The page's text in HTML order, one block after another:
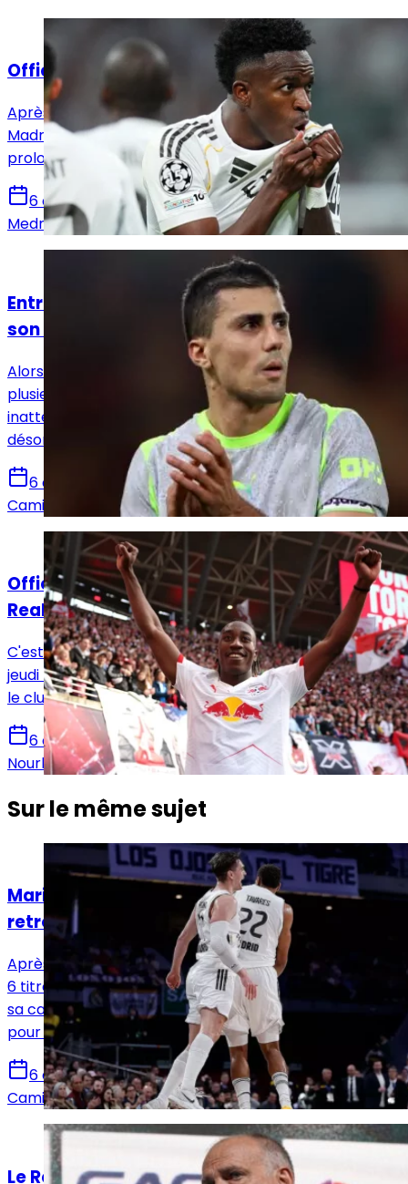
Actualités
Officiel : Vinicius Jr prolonge jusqu'en 2032 !
Après avoir annoncé l'arrivée de Yan Diomandé, le Real
Madrid en a profité pour annoncer également la
prolongation de Vinicius Jr pour six saisons !
6 août 2026
Medric Bouzermane
Entre le Real Madrid et le Barça, Rodri a fait
son choix !
Alors que le Real Madrid semblait tenir la corde depuis
plusieurs semaines, le dossier Rodri a pris un tournant
inattendu. Le milieu de Manchester City privilégierait
désormais une arrivée au FC Barcelone.
6 août 2026
Camille Santos
Actualités
Officiel : Yan Diomandé signe pour 7 ans au
Real Madrid !
C'est désormais officiel. Le Real Madrid a annoncé ce
jeudi la signature de Yan Diomandé, qui s'engage avec
le club madrilène jusqu'en juin 2033.
6 août 2026
Nourhane Haroui
Sur le même sujet
Basket
Mario Hezonja quitte le Real Madrid et
retrouve la NBA avec les Cavaliers
Après quatre saisons sous le maillot du Real Madrid et
6 titres, Mario Hezonja tourne une page importante de
sa carrière. Le croate quitte la capitale espagnole
pour s’installer à Cleveland
6 août 2026
Camille Santos
Actualités
Le Real Madrid et LaLiga quittent beIN